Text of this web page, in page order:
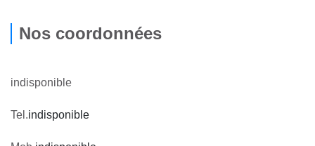
Nos coordonnées
indisponible
Tel.indisponible